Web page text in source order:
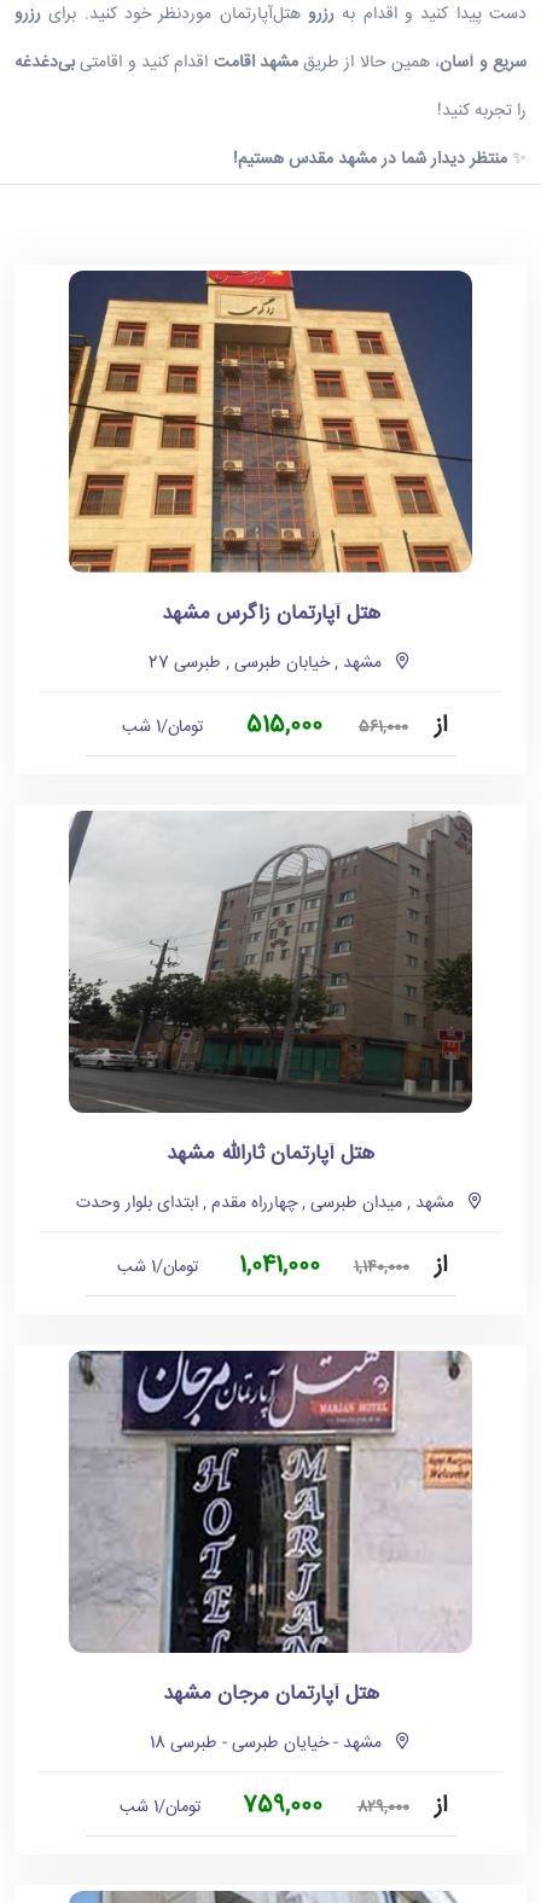
دست پیدا کنید و اقدام به رزرو هتل‌آپارتمان موردنظر خود کنید. برای رزرو
سریع و آسان، همین حالا از طریقمشهد اقامت اقدام کنید و اقامتیبی‌دغدغه
را تجربه کنید!
✨منتظر دیدار شما در مشهد مقدس هستیم!
هتل آپارتمان زاگرس مشهد
مشهد , خیابان طبرسی , طبرسی 27
از 561,000
515,000 تومان/1 شب
هتل آپارتمان ثارالله مشهد
مشهد , میدان طبرسی , چهارراه مقدم , ابتدای بلوار وحدت
از 1,140,000
1,041,000 تومان/1 شب
هتل آپارتمان مرجان مشهد
مشهد - خیایان طبرسی - طبرسی 18
از 829,000
759,000 تومان/1 شب